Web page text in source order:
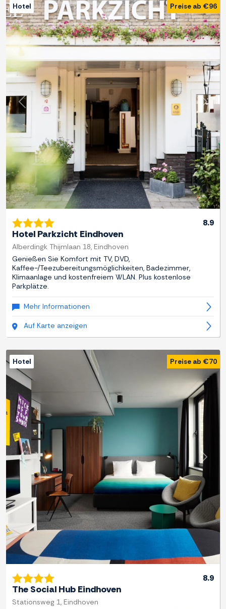
Zurück
Hotel Preise ab €96
8.9
Hotel Parkzicht Eindhoven
Alberdingk Thijmlaan 18, Eindhoven
Genießen Sie Komfort mit TV, DVD,
Kaffee-/Teezubereitungsmöglichkeiten, Badezimmer,
Klimaanlage und kostenfreiem WLAN. Plus kostenlose
Parkplätze.
Mehr Informationen
Auf Karte anzeigen
Zurück
Hotel Preise ab €70
8.9
The Social Hub Eindhoven
Stationsweg 1, Eindhoven